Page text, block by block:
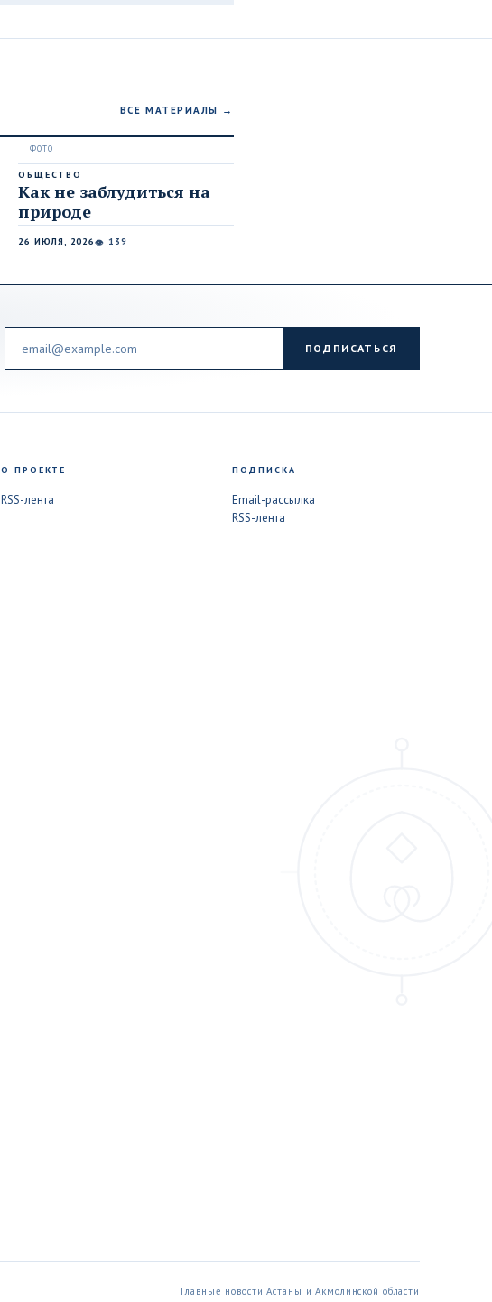
ВСЕ МАТЕРИАЛЫ →
ОБЩЕСТВО
Как не заблудиться на
природе
26 ИЮЛЯ, 2026👁 139
ПОДПИСАТЬСЯ
О ПРОЕКТЕ
RSS-лента
ПОДПИСКА
Email-рассылка
RSS-лента
Главные новости Астаны и Акмолинской области